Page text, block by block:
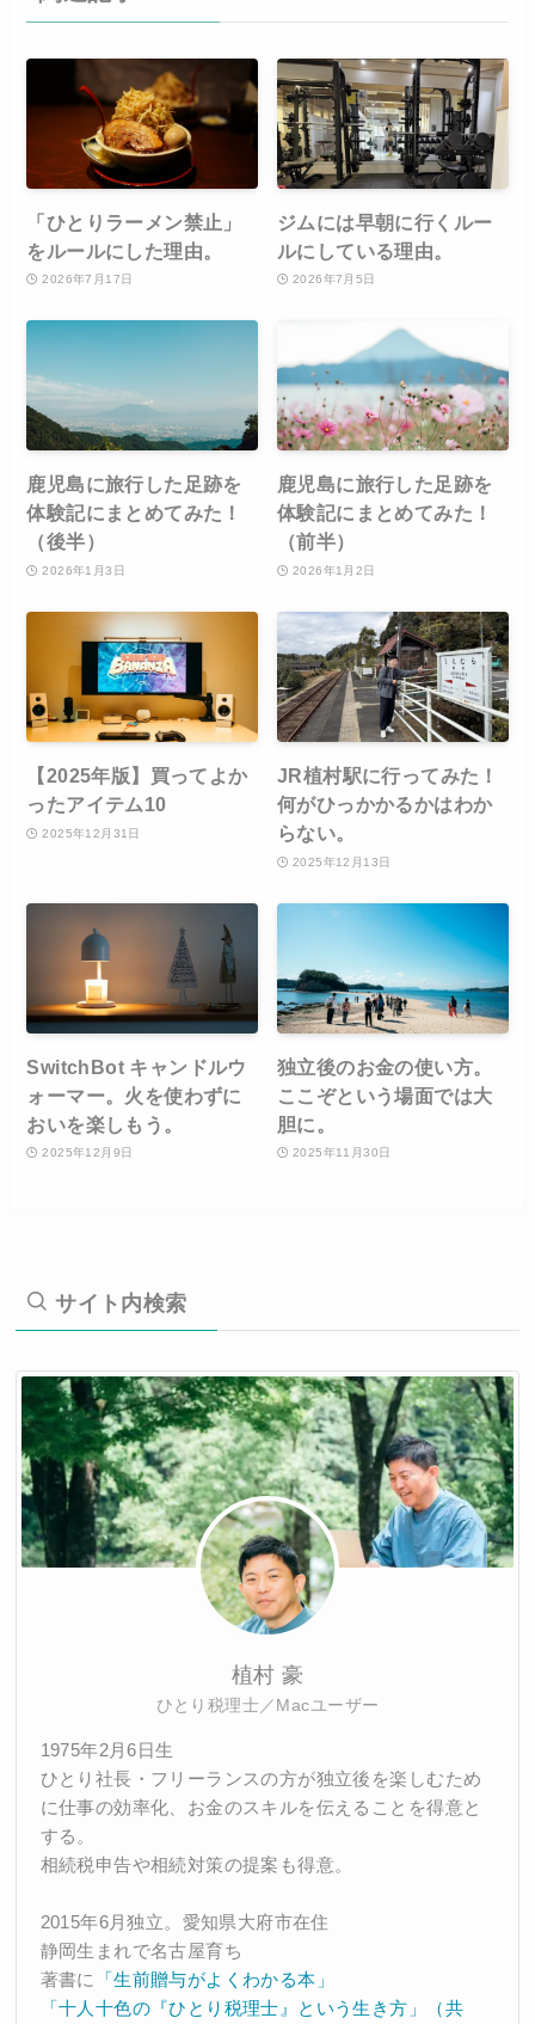
「ひとりラーメン禁止」
をルールにした理由。
2026年7月17日
ジムには早朝に行くルー
ルにしている理由。
2026年7月5日
鹿児島に旅行した足跡を
体験記にまとめてみた！
（後半）
2026年1月3日
鹿児島に旅行した足跡を
体験記にまとめてみた！
（前半）
2026年1月2日
【2025年版】買ってよか
ったアイテム10
2025年12月31日
JR植村駅に行ってみた！
何がひっかかるかはわか
らない。
2025年12月13日
SwitchBot キャンドルウ
ォーマー。火を使わずに
おいを楽しもう。
2025年12月9日
独立後のお金の使い方。
ここぞという場面では大
胆に。
2025年11月30日
サイト内検索
植村 豪
ひとり税理士／Macユーザー
1975年2月6日生
ひとり社長・フリーランスの方が独立後を楽しむため
に仕事の効率化、お金のスキルを伝えることを得意と
する。
相続税申告や相続対策の提案も得意。
2015年6月独立。愛知県大府市在住
静岡生まれで名古屋育ち
著書に
「生前贈与がよくわかる本」
「十人十色の『ひとり税理士』という生き方」（共